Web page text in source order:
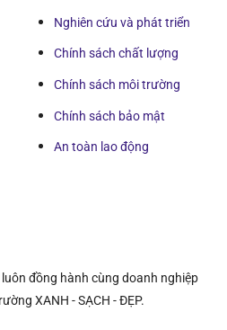
Nghiên cứu và phát triển
Chính sách chất lượng
Chính sách môi trường
Chính sách bảo mật
An toàn lao động
đồng hành cùng doanh nghiệp
XANH - SẠCH - ĐẸP.